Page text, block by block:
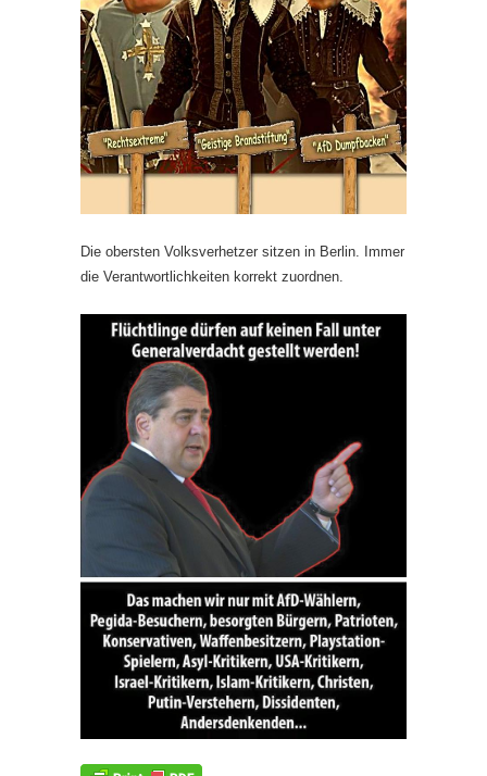
Die obersten Volksverhetzer sitzen in Berlin. Immer
die Verantwortlichkeiten korrekt zuordnen.